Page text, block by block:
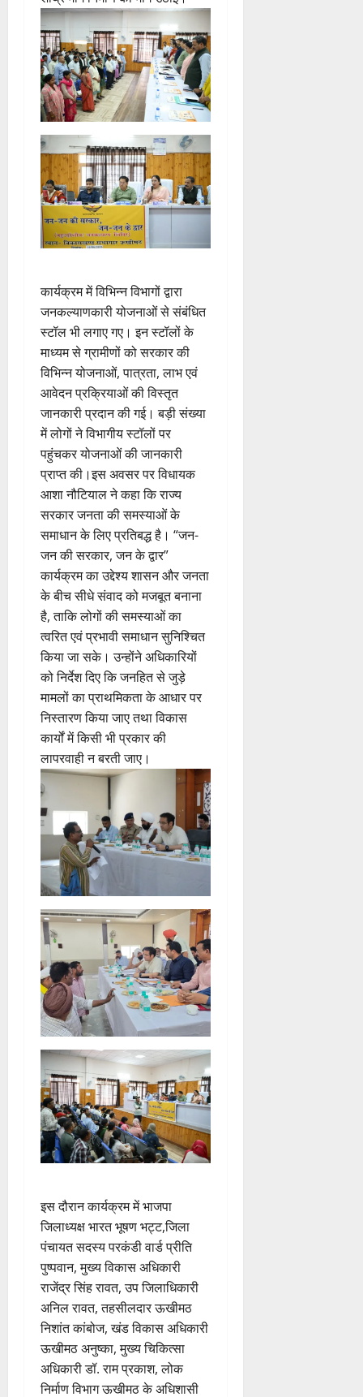
कार्यक्रम में विभिन्न विभागों द्वारा
जनकल्याणकारी योजनाओं से संबंधित
स्टॉल भी लगाए गए। इन स्टॉलों के
माध्यम से ग्रामीणों को सरकार की
विभिन्न योजनाओं, पात्रता, लाभ एवं
आवेदन प्रक्रियाओं की विस्तृत
जानकारी प्रदान की गई। बड़ी संख्या
में लोगों ने विभागीय स्टॉलों पर
पहुंचकर योजनाओं की जानकारी
प्राप्त की।इस अवसर पर विधायक
आशा नौटियाल ने कहा कि राज्य
सरकार जनता की समस्याओं के
समाधान के लिए प्रतिबद्ध है। “जन-
जन की सरकार, जन के द्वार”
कार्यक्रम का उद्देश्य शासन और जनता
के बीच सीधे संवाद को मजबूत बनाना
है, ताकि लोगों की समस्याओं का
त्वरित एवं प्रभावी समाधान सुनिश्चित
किया जा सके। उन्होंने अधिकारियों
को निर्देश दिए कि जनहित से जुड़े
मामलों का प्राथमिकता के आधार पर
निस्तारण किया जाए तथा विकास
कार्यों में किसी भी प्रकार की
लापरवाही न बरती जाए।
इस दौरान कार्यक्रम में भाजपा
जिलाध्यक्ष भारत भूषण भट्ट,जिला
पंचायत सदस्य परकंडी वार्ड प्रीति
पुष्पवान, मुख्य विकास अधिकारी
राजेंद्र सिंह रावत, उप जिलाधिकारी
अनिल रावत, तहसीलदार ऊखीमठ
निशांत कांबोज, खंड विकास अधिकारी
ऊखीमठ अनुष्का, मुख्य चिकित्सा
अधिकारी डॉ. राम प्रकाश, लोक
निर्माण विभाग ऊखीमठ के अधिशासी